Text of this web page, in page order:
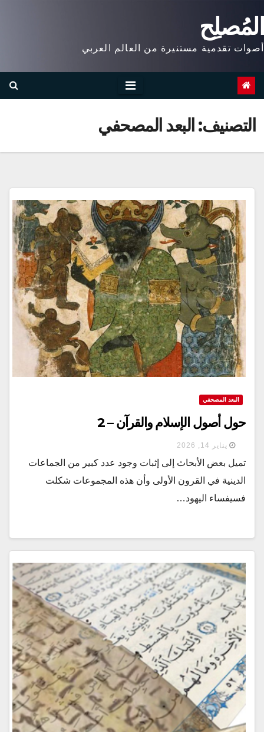
content
المُصلِح
أصوات تقدمية مستنيرة من العالم العربي
التصنيف: البعد المصحفي
البعد المصحفي
حول أصول الإسلام والقرآن – 2
يناير 14, 2026
تميل بعض الأبحاث إلى إثبات وجود عدد كبير من الجماعات
الدينية في القرون الأولى وأن هذه المجموعات شكلت
فسيفساء اليهود…